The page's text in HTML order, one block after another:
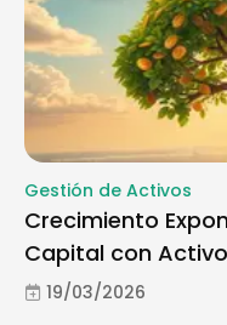
Gestión de Activos
Crecimiento
Capital con
19/03/2026